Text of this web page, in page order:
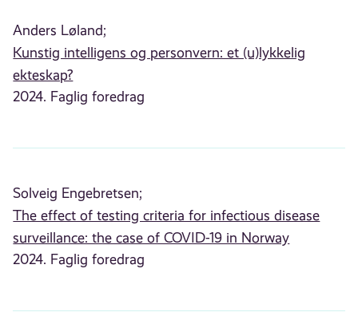
Anders Løland;
Kunstig intelligens og personvern: et (u)lykkelig
ekteskap?
2024. Faglig foredrag
Solveig Engebretsen;
The effect of testing criteria for infectious disease
surveillance: the case of COVID-19 in Norway
2024. Faglig foredrag